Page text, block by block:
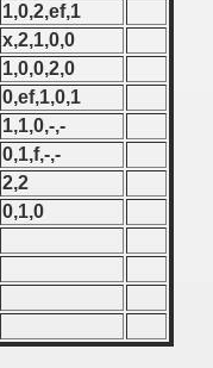
1,0,2,ef,1
x,2,1,0,0
1,0,0,2,0
0,ef,1,0,1
1,1,0,-,-
0,1,f,-,-
2,2
0,1,0